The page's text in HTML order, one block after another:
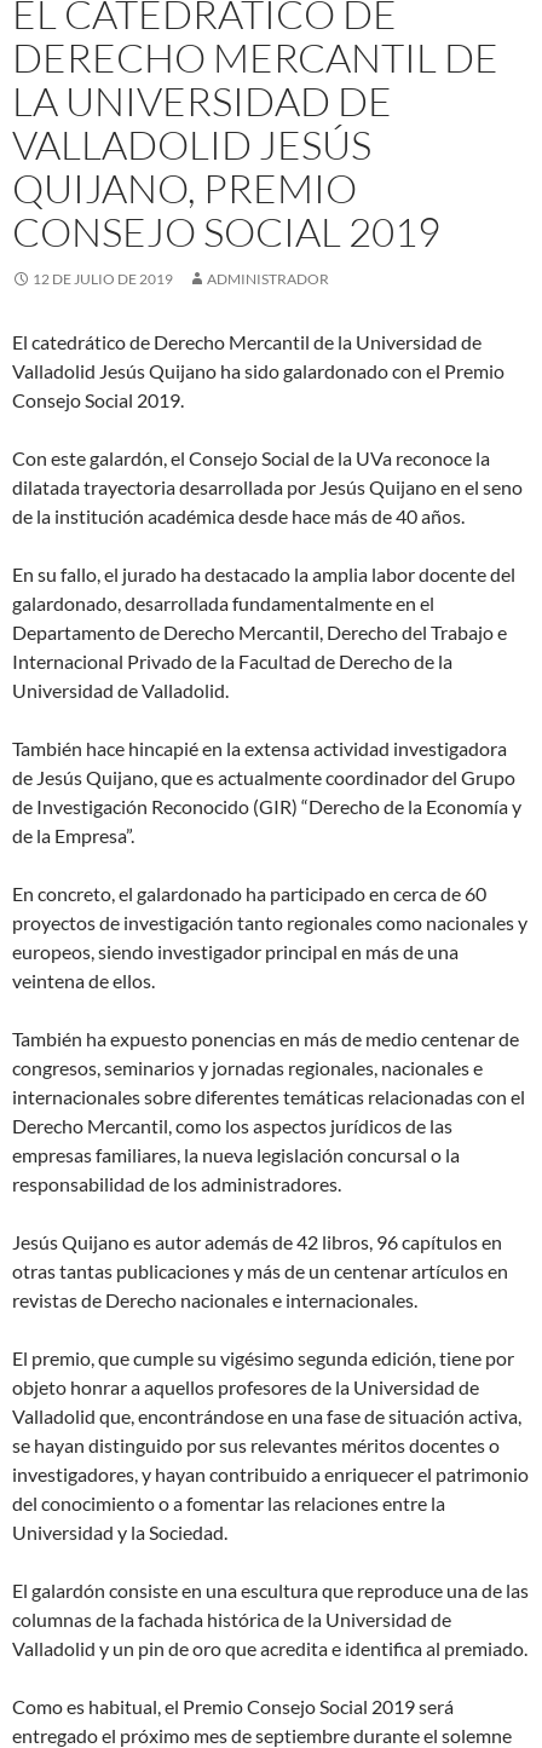
EL CATEDRÁTICO DE
DERECHO MERCANTIL DE
LA UNIVERSIDAD DE
VALLADOLID JESÚS
QUIJANO, PREMIO
CONSEJO SOCIAL 2019
12 DE JULIO DE 2019 ADMINISTRADOR
El catedrático de Derecho Mercantil de la Universidad de
Valladolid Jesús Quijano ha sido galardonado con el Premio
Consejo Social 2019.
Con este galardón, el Consejo Social de la UVa reconoce la
dilatada trayectoria desarrollada por Jesús Quijano en el seno
de la institución académica desde hace más de 40 años.
En su fallo, el jurado ha destacado la amplia labor docente del
galardonado, desarrollada fundamentalmente en el
Departamento de Derecho Mercantil, Derecho del Trabajo e
Internacional Privado de la Facultad de Derecho de la
Universidad de Valladolid.
También hace hincapié en la extensa actividad investigadora
de Jesús Quijano, que es actualmente coordinador del Grupo
de Investigación Reconocido (GIR) “Derecho de la Economía y
de la Empresa”.
En concreto, el galardonado ha participado en cerca de 60
proyectos de investigación tanto regionales como nacionales y
europeos, siendo investigador principal en más de una
veintena de ellos.
También ha expuesto ponencias en más de medio centenar de
congresos, seminarios y jornadas regionales, nacionales e
internacionales sobre diferentes temáticas relacionadas con el
Derecho Mercantil, como los aspectos jurídicos de las
empresas familiares, la nueva legislación concursal o la
responsabilidad de los administradores.
Jesús Quijano es autor además de 42 libros, 96 capítulos en
otras tantas publicaciones y más de un centenar artículos en
revistas de Derecho nacionales e internacionales.
El premio, que cumple su vigésimo segunda edición, tiene por
objeto honrar a aquellos profesores de la Universidad de
Valladolid que, encontrándose en una fase de situación activa,
se hayan distinguido por sus relevantes méritos docentes o
investigadores, y hayan contribuido a enriquecer el patrimonio
del conocimiento o a fomentar las relaciones entre la
Universidad y la Sociedad.
El galardón consiste en una escultura que reproduce una de las
columnas de la fachada histórica de la Universidad de
Valladolid y un pin de oro que acredita e identifica al premiado.
Como es habitual, el Premio Consejo Social 2019 será
entregado el próximo mes de septiembre durante el solemne